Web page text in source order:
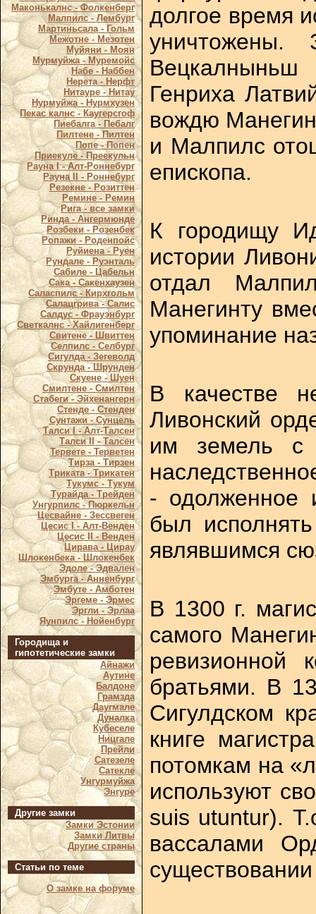
Маконькалнс - Фолкенберг
Малпилс - Лембург
Мартиньсала - Гольм
Межотне - Мезотен
Муйяни - Моян
Мурмуйжа - Муремойс
Набе - Наббен
Нерета - Нерфт
Нитауре - Нитау
Нурмуйжа - Нурмхузен
Пекас калнс - Каугерсгоф
Пиебалга - Пебалг
Пилтене - Пилтен
Попе - Попен
Приекуле - Преекульн
Рауна I - Алт-Роннебург
Рауна II - Роннебург
Резекне - Розиттен
Ремине - Ремин
Рига - все замки
Ринда - Ангермюнде
Розбеки - Розенбек
Ропажи - Роденпойс
Руйиена - Руен
Рундале - Руэнталь
Сабиле - Цабельн
Сака - Сакенхаузен
Саласпилс - Кирхгольм
Салацгрива - Салис
Салдус - Фрауэнбург
Светкалнс - Хайлигенберг
Свитене - Швиттен
Селпилс - Селбург
Сигулда - Зегеволд
Скрунда - Шрунден
Скуене - Шуен
Смилтене - Смилтен
Стабеги - Эйхенангерн
Стенде - Стенден
Сунтажи - Сунцель
Талси I - Алт-Талсен
Талси II - Талсен
Тервете - Терветен
Тирза - Тирзен
Триката - Трикатен
Тукумс - Тукум
Турайда - Трейден
Унгурпилс - Пюркельн
Цесвайне - Зессвеген
Цесис I - Алт-Венден
Цесис II - Венден
Цирава - Цирау
Шлокенбека - Шлокенбек
Эдоле - Эдвален
Эмбурга - Анненбург
Эмбуте - Амботен
Эргеме - Эрмес
Эргли - Эрлаа
Яунпилс - Нойенбург
Городища и
гипотетические замки
Айнажи
Аутине
Балдоне
Грамзда
Даугмале
Дуналка
Кубеселе
Ницгале
Прейли
Сатезеле
Сатекле
Унгурмуйжа
Энгуре
Другие замки
Замки Эстонии
Замки Литвы
Другие страны
Статьи по теме
О замке на форуме
долгое время
Вецкалныньш
Генриха
вождю
и Малпилс
епископа.
К городищу
истории
отдал
Манегинту
упоминание
В качестве
Ливонский
им земель с
- одолженное
был
являвшимся
В 1300 г.
самого
ревизионной
братьями. В
Сигулдском
книге
потомкам на
используют
suis utuntur).
вассалами